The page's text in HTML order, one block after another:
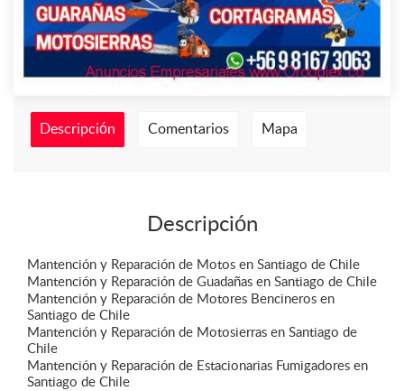
Descripción Comentarios Mapa
Descripción
Mantención y Reparación de Motos en Santiago de Chile
Mantención y Reparación de Guadañas en Santiago de Chile
Mantención y Reparación de Motores Bencineros en
Santiago de Chile
Mantención y Reparación de Motosierras en Santiago de
Chile
Mantención y Reparación de Estacionarias Fumigadores en
Santiago de Chile